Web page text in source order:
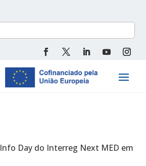
Info Day do Interreg Next MED em